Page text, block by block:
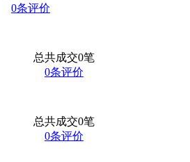
0条评价
总共成交0笔
0条评价
总共成交0笔
0条评价